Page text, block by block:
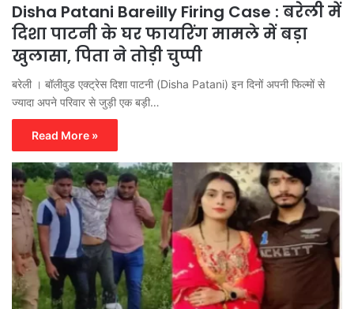
Disha Patani Bareilly Firing Case : बरेली में
दिशा पाटनी के घर फायरिंग मामले में बड़ा
खुलासा, पिता ने तोड़ी चुप्पी
बरेली । बॉलीवुड एक्ट्रेस दिशा पाटनी (Disha Patani) इन दिनों अपनी फिल्मों से
ज्यादा अपने परिवार से जुड़ी एक बड़ी…
Read More »